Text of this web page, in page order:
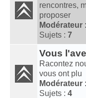
rencontres,
proposer
Modérateur :
Sujets : 7
Vous
Racontez
vous ont plu
Modérateur :
Sujets : 4